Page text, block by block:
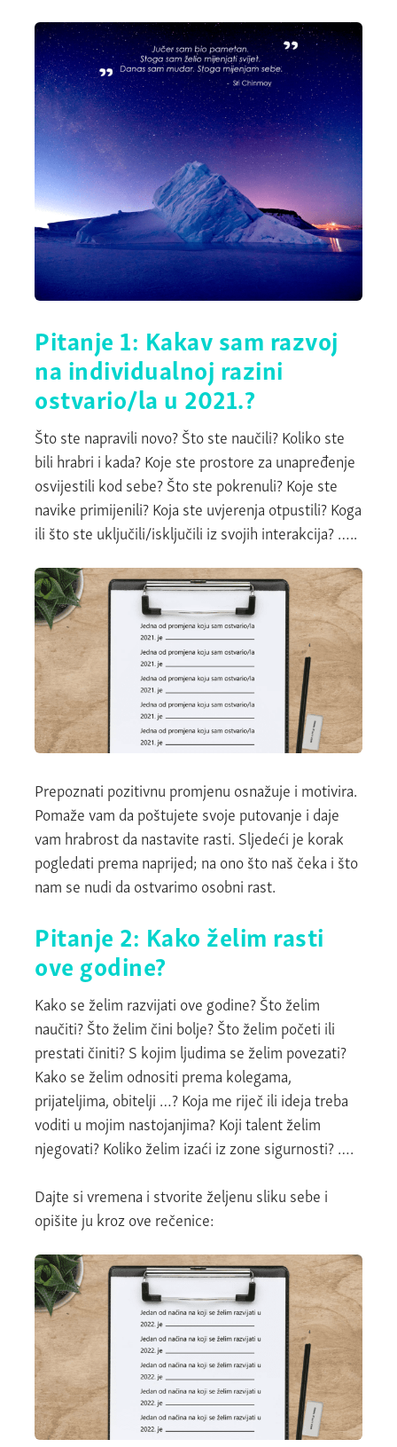
Pitanje 1: Kakav sam razvoj
na individualnoj razini
ostvario/la u 2021.?
Što ste napravili novo? Što ste naučili? Koliko ste
bili hrabri i kada? Koje ste prostore za unapređenje
osvijestili kod sebe? Što ste pokrenuli? Koje ste
navike primijenili? Koja ste uvjerenja otpustili? Koga
ili što ste uključili/isključili iz svojih interakcija? …..
Prepoznati pozitivnu promjenu osnažuje i motivira.
Pomaže vam da poštujete svoje putovanje i daje
vam hrabrost da nastavite rasti. Sljedeći je korak
pogledati prema naprijed; na ono što naš čeka i što
nam se nudi da ostvarimo osobni rast.
Pitanje 2: Kako želim rasti
ove godine?
Kako se želim razvijati ove godine? Što želim
naučiti? Što želim čini bolje? Što želim početi ili
prestati činiti? S kojim ljudima se želim povezati?
Kako se želim odnositi prema kolegama,
prijateljima, obitelji …? Koja me riječ ili ideja treba
voditi u mojim nastojanjima? Koji talent želim
njegovati? Koliko želim izaći iz zone sigurnosti? ….
Dajte si vremena i stvorite željenu sliku sebe i
opišite ju kroz ove rečenice: